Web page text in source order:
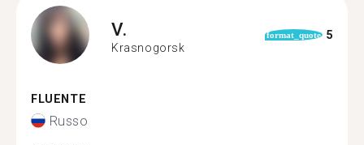
V.
Krasnogorsk
format_quote 5
FLUENTE
Russo